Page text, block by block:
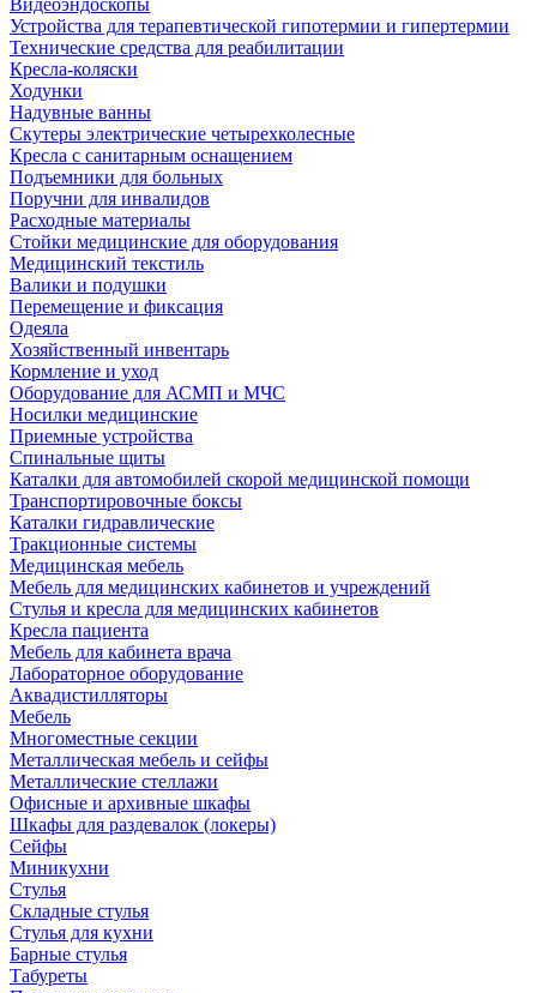
Видеоэндоскопы
Устройства для терапевтической гипотермии и гипертермии
Технические средства для реабилитации
Кресла-коляски
Ходунки
Надувные ванны
Скутеры электрические четырехколесные
Кресла с санитарным оснащением
Подъемники для больных
Поручни для инвалидов
Расходные материалы
Стойки медицинские для оборудования
Медицинский текстиль
Валики и подушки
Перемещение и фиксация
Одеяла
Хозяйственный инвентарь
Кормление и уход
Оборудование для АСМП и МЧС
Носилки медицинские
Приемные устройства
Спинальные щиты
Каталки для автомобилей скорой медицинской помощи
Транспортировочные боксы
Каталки гидравлические
Тракционные системы
Медицинская мебель
Мебель для медицинских кабинетов и учреждений
Стулья и кресла для медицинских кабинетов
Кресла пациента
Мебель для кабинета врача
Лабораторное оборудование
Аквадистилляторы
Мебель
Многоместные секции
Металлическая мебель и сейфы
Металлические стеллажи
Офисные и архивные шкафы
Шкафы для раздевалок (локеры)
Сейфы
Миникухни
Стулья
Складные стулья
Стулья для кухни
Барные стулья
Табуреты